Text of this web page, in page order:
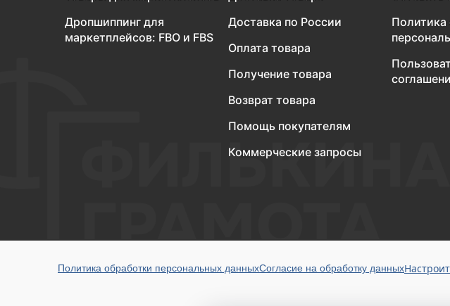
Дропшиппинг для
маркетплейсов: FBO и FBS
Доставка по России
Оплата товара
Получение товара
Возврат товара
Помощь покупателям
Коммерческие запросы
Политика
Политика обработки персональных данныхСогласие на обработку данных